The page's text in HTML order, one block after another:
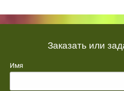
Заказать или
Имя